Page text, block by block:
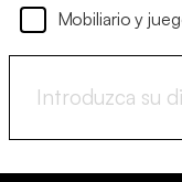
Mobiliario y